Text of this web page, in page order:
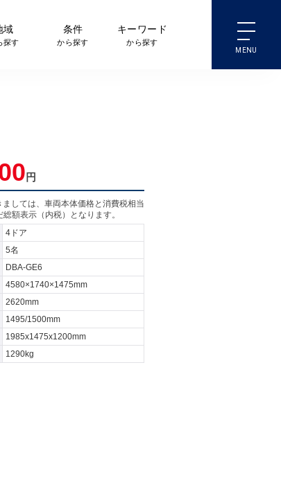
域
探す
条件
から探す
キーワード
から探す
円
しては、車両本体価格と消費税相当
額表示（内税）となります。
4ドア
5名
DBA-GE6
4580×1740×1475mm
2620mm
1495/1500mm
1985x1475x1200mm
1290kg